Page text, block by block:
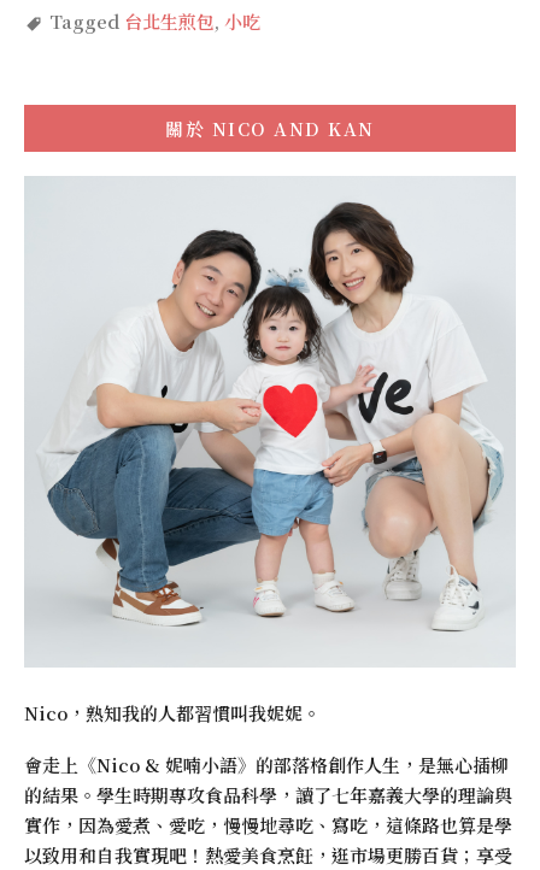
Tagged 台北生煎包, 小吃
關於 NICO AND KAN
Nico，熟知我的人都習慣叫我妮妮。
會走上《Nico & 妮喃小語》的部落格創作人生，是無心插柳
的結果。學生時期專攻食品科學，讀了七年嘉義大學的理論與
實作，因為愛煮、愛吃，慢慢地尋吃、寫吃，這條路也算是學
以致用和自我實現吧！熱愛美食烹飪，逛市場更勝百貨；享受